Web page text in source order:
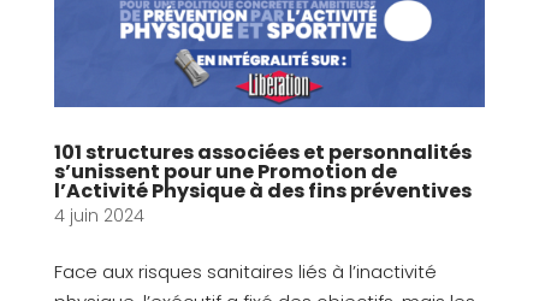
101 structures associées et personnalités
s’unissent pour une Promotion de
l’Activité Physique à des fins préventives
4 juin 2024
Face aux risques sanitaires liés à l’inactivité